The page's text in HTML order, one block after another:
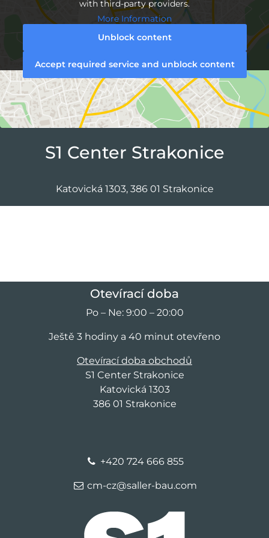
with third-party providers.
More Information
Unblock content
Accept required service and unblock content
S1 Center Strakonice
Katovická 1303, 386 01 Strakonice
Otevírací doba
Po – Ne: 9:00 – 20:00
Ještě 3 hodiny a 40 minut otevřeno
Otevírací doba obchodů
S1 Center Strakonice
Katovická 1303
386 01 Strakonice
+420 724 666 855
cm-cz@saller-bau.com